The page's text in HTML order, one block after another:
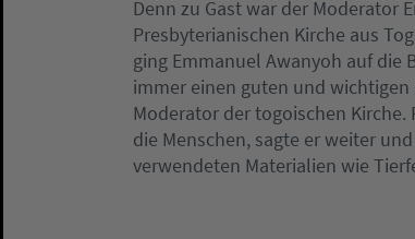
Denn zu Gast war der Moderator
Presbyterianischen Kirche aus
ging Emmanuel Awanyoh auf die
immer einen guten und
Moderator der togoischen Kirche.
die Menschen, sagte er weiter
verwendeten Materialien wie